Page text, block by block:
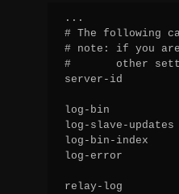
...
# The following
# note: if you are
#       other
server-id
log-bin
log-slave-updates
log-bin-index
log-error
relay-log